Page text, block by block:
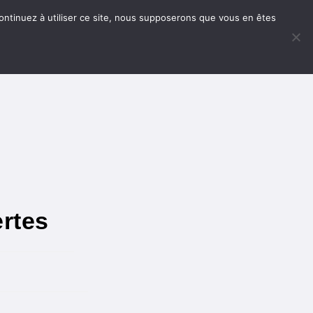
à utiliser ce site, nous supposerons que vous en êtes